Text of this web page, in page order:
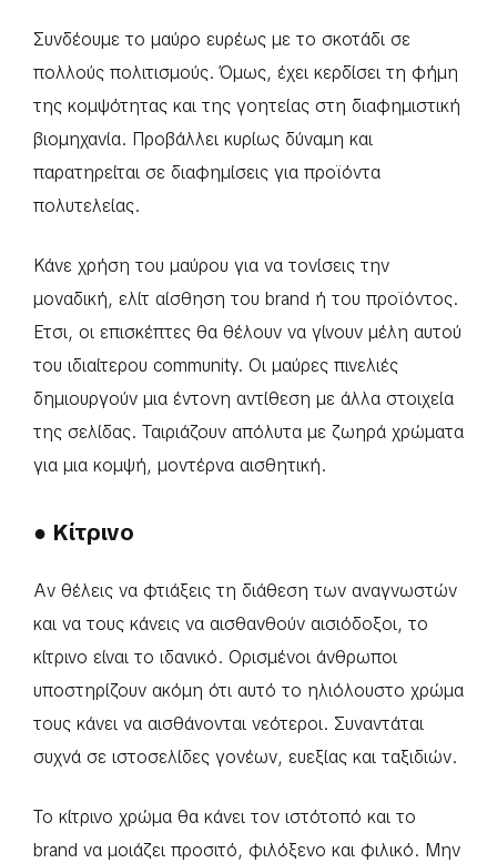
Συνδέουμε το μαύρο ευρέως με το σκοτάδι σε
πολλούς πολιτισμούς. Όμως, έχει κερδίσει τη φήμη
της κομψότητας και της γοητείας στη διαφημιστική
βιομηχανία. Προβάλλει κυρίως δύναμη και
παρατηρείται σε διαφημίσεις για προϊόντα
πολυτελείας.
Κάνε χρήση του μαύρου για να τονίσεις την
μοναδική, ελίτ αίσθηση του brand ή του προϊόντος.
Ετσι, οι επισκέπτες θα θέλουν να γίνουν μέλη αυτού
του ιδιαίτερου community. Οι μαύρες πινελιές
δημιουργούν μια έντονη αντίθεση με άλλα στοιχεία
της σελίδας. Ταιριάζουν απόλυτα με ζωηρά χρώματα
για μια κομψή, μοντέρνα αισθητική.
● Κίτρινο
Αν θέλεις να φτιάξεις τη διάθεση των αναγνωστών
και να τους κάνεις να αισθανθούν αισιόδοξοι, το
κίτρινο είναι το ιδανικό. Ορισμένοι άνθρωποι
υποστηρίζουν ακόμη ότι αυτό το ηλιόλουστο χρώμα
τους κάνει να αισθάνονται νεότεροι. Συναντάται
συχνά σε ιστοσελίδες γονέων, ευεξίας και ταξιδιών.
Το κίτρινο χρώμα θα κάνει τον ιστότοπό και το
brand να μοιάζει προσιτό, φιλόξενο και φιλικό. Μην